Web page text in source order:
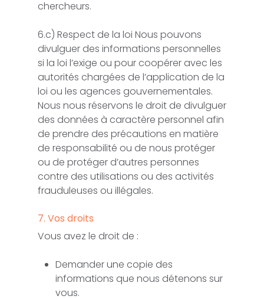
chercheurs.
6.c) Respect de la loi Nous pouvons
divulguer des informations personnelles
si la loi l’exige ou pour coopérer avec les
autorités chargées de l’application de la
loi ou les agences gouvernementales.
Nous nous réservons le droit de divulguer
des données à caractère personnel afin
de prendre des précautions en matière
de responsabilité ou de nous protéger
ou de protéger d’autres personnes
contre des utilisations ou des activités
frauduleuses ou illégales.
7. Vos droits
Vous avez le droit de :
Demander une copie des
informations que nous détenons sur
vous.